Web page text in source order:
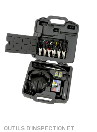
OUTILS D'INSPECTION ET